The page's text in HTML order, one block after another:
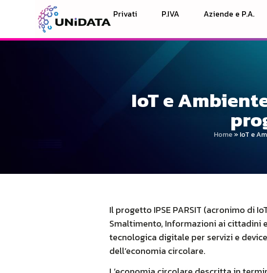
Privati P.IVA Aziende e P.A.
IoT e
Home»IoT e
Il progetto IPSE PARSIT (acronimo di
Smaltimento, Informazioni ai cittadini
tecnologica digitale per servizi e
dell’economia circolare.